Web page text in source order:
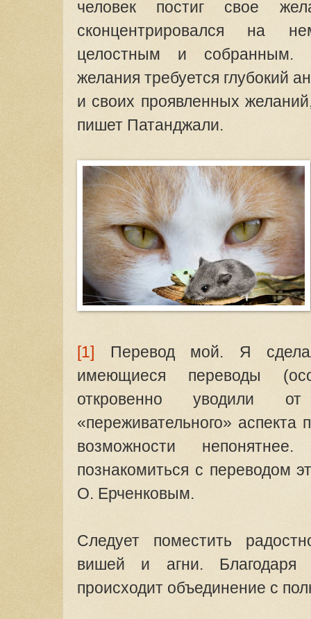
человек постиг свое
сконцентрировался на
целостным и собранным.
желания требуется глубокий
и своих проявленных
пишет Патанджали.
[1] Перевод мой. Я
имеющиеся переводы
откровенно уводили
«переживательного» аспекта
возможности
познакомиться с переводом
О. Ерченковым.
Следует поместить
вишей и агни. Благодаря
происходит объединение с